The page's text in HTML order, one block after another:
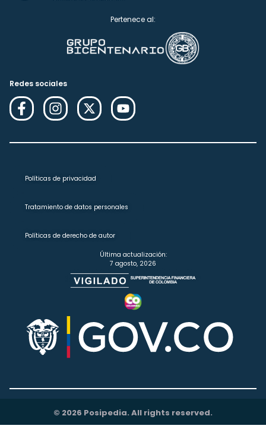
Pertenece al:
Redes sociales
Políticas de privacidad
Tratamiento de datos personales
Políticas de derecho de autor
Última actualización:
7 agosto, 2026
© 2026 Posipedia. All rights reserved.